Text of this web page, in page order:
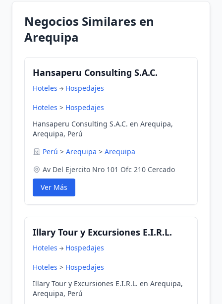
Negocios Similares en
Arequipa
Hansaperu Consulting S.A.C.
Hoteles Hospedajes
Hoteles > Hospedajes
Hansaperu Consulting S.A.C. en Arequipa,
Arequipa, Perú
Perú > Arequipa > Arequipa
Av Del Ejercito Nro 101 Ofc 210 Cercado
Ver Más
Illary Tour y Excursiones E.I.R.L.
Hoteles Hospedajes
Hoteles > Hospedajes
Illary Tour y Excursiones E.I.R.L. en Arequipa,
Arequipa, Perú